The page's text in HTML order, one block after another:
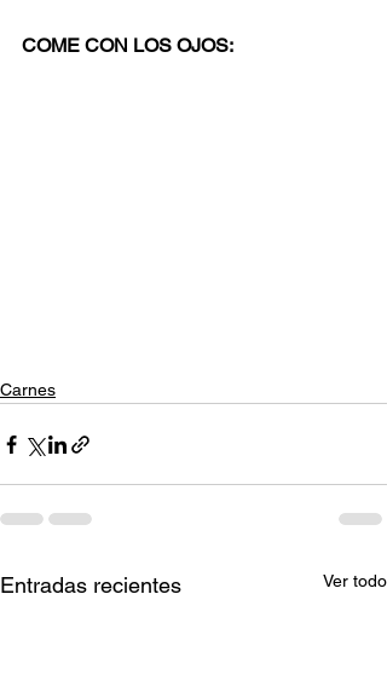
COME CON LOS OJOS:
Carnes
Entradas recientes Ver todo